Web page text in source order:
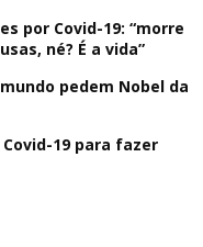
por Covid-19: “morre
né? É a vida”
pedem Nobel da
19 para fazer